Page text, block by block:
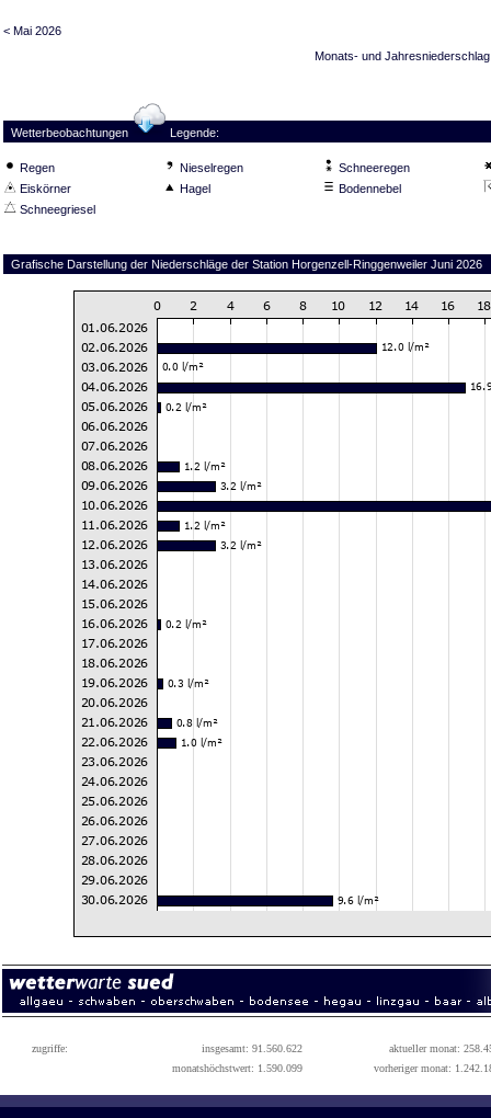
< Mai 2026
Monats- und Jahresniederschlag
Wetterbeobachtungen Legende:
Regen Nieselregen
Schneeregen
Eiskörner
Hagel
Bodennebel
Schneegriesel
Grafische Darstellung der Niederschläge der Station Horgenzell-Ringgenweiler Juni 2026
zugriffe: insgesamt: 91.560.622
aktueller monat:
monatshöchstwert: 1.590.099
vorheriger monat: